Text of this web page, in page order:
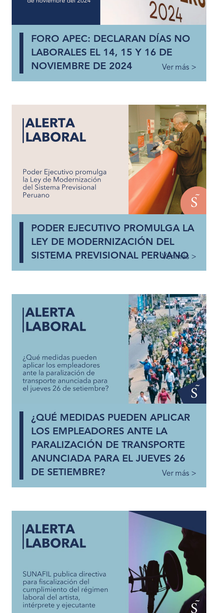
FORO APEC: DECLARAN DÍAS NO
LABORALES EL 14, 15 Y 16 DE
NOVIEMBRE DE 2024
Ver más >
PODER EJECUTIVO PROMULGA LA
LEY DE MODERNIZACIÓN DEL
SISTEMA PREVISIONAL PERUANO
Ver más >
¿QUÉ MEDIDAS PUEDEN APLICAR
LOS EMPLEADORES ANTE LA
PARALIZACIÓN DE TRANSPORTE
ANUNCIADA PARA EL JUEVES 26
DE SETIEMBRE?
Ver más >